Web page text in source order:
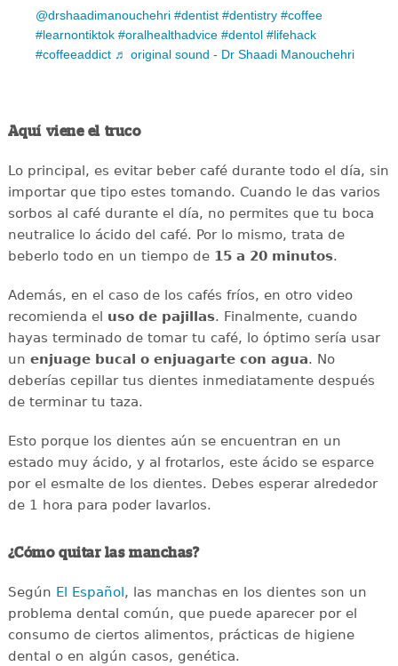
@drshaadimanouchehri #dentist #dentistry #coffee
#learnontiktok #oralhealthadvice #dentol #lifehack
#coffeeaddict ♬ original sound - Dr Shaadi Manouchehri
Aquí viene el truco
Lo principal, es evitar beber café durante todo el día, sin
importar que tipo estes tomando. Cuando le das varios
sorbos al café durante el día, no permites que tu boca
neutralice lo ácido del café. Por lo mismo, trata de
beberlo todo en un tiempo de 15 a 20 minutos.
Además, en el caso de los cafés fríos, en otro video
recomienda el uso de pajillas. Finalmente, cuando
hayas terminado de tomar tu café, lo óptimo sería usar
un enjuage bucal o enjuagarte con agua. No
deberías cepillar tus dientes inmediatamente después
de terminar tu taza.
Esto porque los dientes aún se encuentran en un
estado muy ácido, y al frotarlos, este ácido se esparce
por el esmalte de los dientes. Debes esperar alrededor
de 1 hora para poder lavarlos.
¿Cómo quitar las manchas?
Según El Español, las manchas en los dientes son un
problema dental común, que puede aparecer por el
consumo de ciertos alimentos, prácticas de higiene
dental o en algún casos, genética.